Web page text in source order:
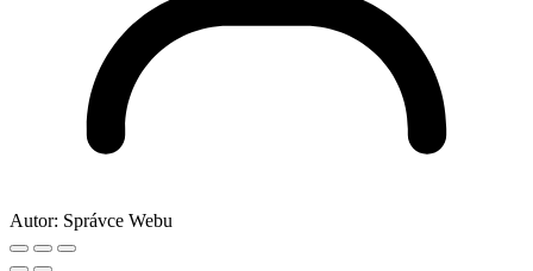
Autor: Správce Webu